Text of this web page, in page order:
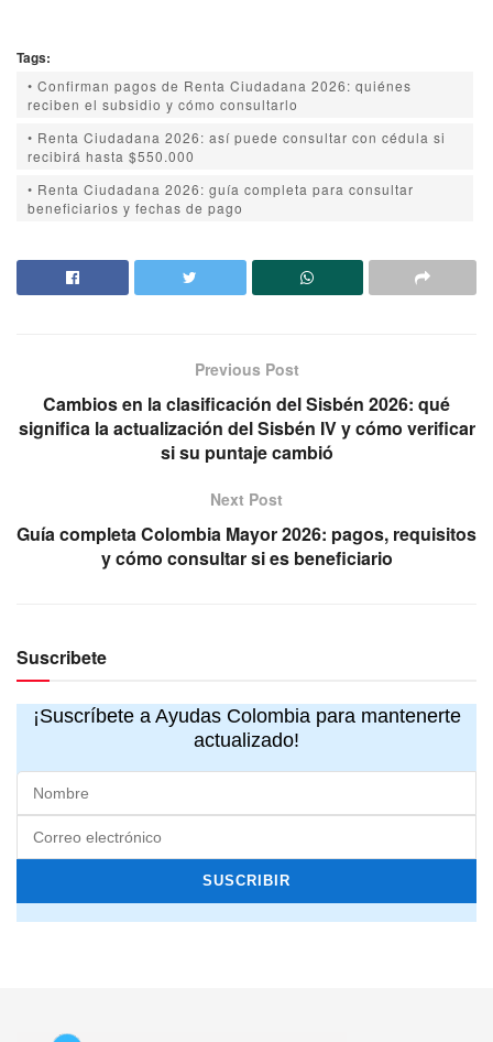
Tags:
• Confirman pagos de Renta Ciudadana 2026: quiénes
reciben el subsidio y cómo consultarlo
• Renta Ciudadana 2026: así puede consultar con cédula si
recibirá hasta $550.000
• Renta Ciudadana 2026: guía completa para consultar
beneficiarios y fechas de pago
Previous Post
Cambios en la clasificación del Sisbén 2026: qué
significa la actualización del Sisbén IV y cómo verificar
si su puntaje cambió
Next Post
Guía completa Colombia Mayor 2026: pagos, requisitos
y cómo consultar si es beneficiario
Suscribete
¡Suscríbete a Ayudas Colombia para mantenerte
actualizado!